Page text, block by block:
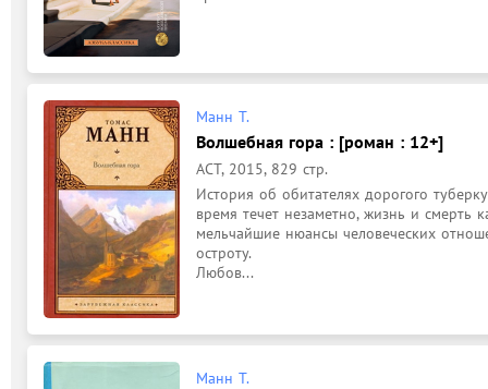
Манн Т.
Волшебная гора : [роман : 12+]
АСТ, 2015, 829 стр.
История об обитателях дорогого
время течет незаметно, жизнь и смерть
мельчайшие нюансы человеческих
остроту.
Любов...
Манн Т.